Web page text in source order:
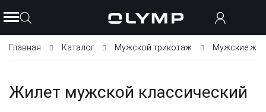
Главная Каталог Мужской трикотаж Мужские
Жилет мужской классический